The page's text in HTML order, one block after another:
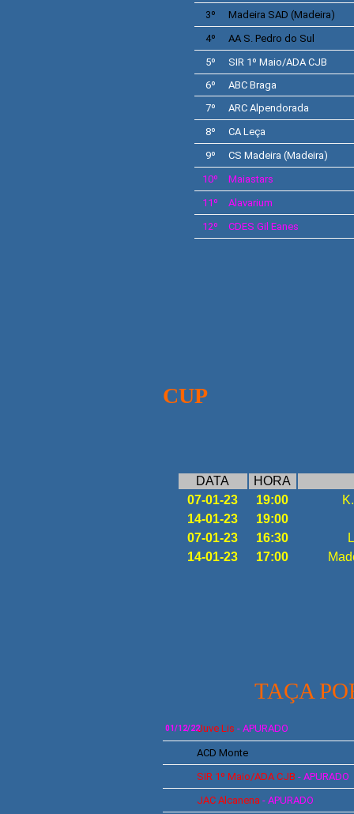
3º Madeira SAD (Madeira)
4º
AA S. Pedro do Sul
5º
SIR 1º Maio/ADA CJB
6º
ABCBraga
7º
ARC Alpendorada
8º
CA Leça
9º
CS Madeira (Madeira)
10º
Maiastars
11º
Alavarium
12º
CDES Gil Eanes
CUP
DATA
HORA
07-01-23
19:00
14-01-23
19:00
07-01-23
16:30
14-01-23
17:00
TAÇA
01/12/22Juve Lis - APURADO
ACD Monte
SIR 1º Maio/ADA CJB - APURADO
JAC Alcanena - APURADO